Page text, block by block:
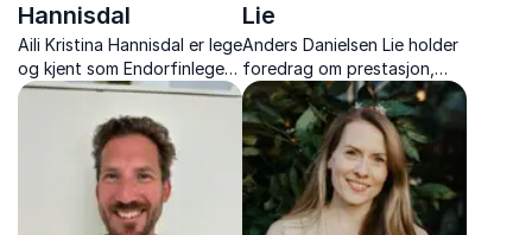
Hannisdal
Aili Kristina Hannisdal er lege
og kjent som Endorfinlegen.
Hun formidler vitenskapelig
baserte metoder for
stressmestring,
arbeidsglede og bedre
mental helse.
Lie
Anders Danielsen Lie holder
foredrag om prestasjon,
helse og samfunn – med
unik innsikt fra kunst,
medisin og offentlig debatt.